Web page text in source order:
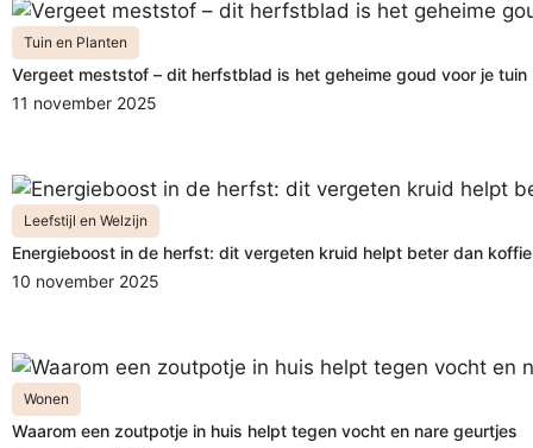
Tuin en Planten
Vergeet meststof – dit herfstblad is het geheime goud voor je tuin
11 november 2025
Leefstijl en Welzijn
Energieboost in de herfst: dit vergeten kruid helpt beter dan koffie
10 november 2025
Wonen
Waarom een zoutpotje in huis helpt tegen vocht en nare geurtjes